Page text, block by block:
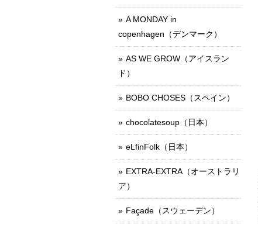
A MONDAY in
copenhagen（デンマーク）
AS WE GROW（アイスラン
ド）
BOBO CHOSES（スペイン）
chocolatesoup（日本）
eLfinFolk（日本）
EXTRA-EXTRA（オーストラリ
ア）
Façade（スウェーデン）